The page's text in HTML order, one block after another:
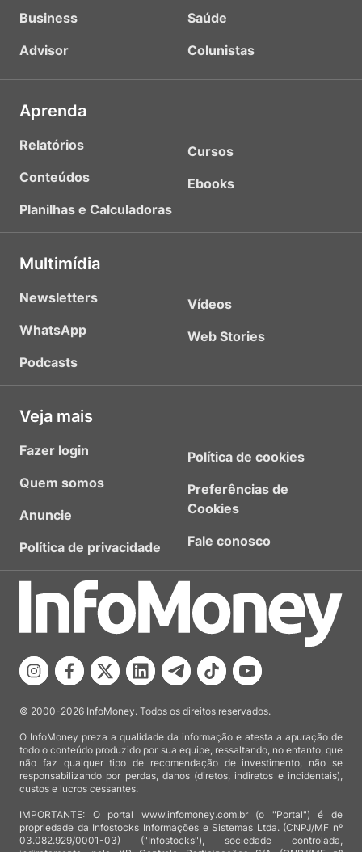
Business
Advisor
Saúde
Colunistas
Aprenda
Relatórios
Conteúdos
Planilhas e Calculadoras
Cursos
Ebooks
Multimídia
Newsletters
WhatsApp
Podcasts
Vídeos
Web Stories
Veja mais
Fazer login
Quem somos
Anuncie
Política de privacidade
Política de cookies
Preferências de
Cookies
Fale conosco
© 2000-2026 InfoMoney. Todos os direitos reservados.
O InfoMoney preza a qualidade da informação e atesta a apuração de
todo o conteúdo produzido por sua equipe, ressaltando, no entanto, que
não faz qualquer tipo de recomendação de investimento, não se
responsabilizando por perdas, danos (diretos, indiretos e incidentais),
custos e lucros cessantes.
IMPORTANTE: O portal www.infomoney.com.br (o "Portal") é de
propriedade da Infostocks Informações e Sistemas Ltda. (CNPJ/MF nº
03.082.929/0001-03) ("Infostocks"), sociedade controlada,